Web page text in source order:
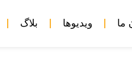
ما ویدیوها بلاگ